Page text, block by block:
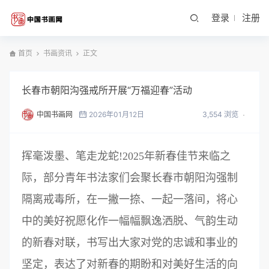
登录 注册
首页 书画资讯 正文
长春市朝阳沟强戒所开展“万福迎春”活动
中国书画网 2026年01月12日 3,554 浏览
挥毫泼墨、笔走龙蛇!2025年新春佳节来临之
际，部分青年书法家们会聚长春市朝阳沟强制
隔离戒毒所，在一撇一捺、一起一落间，将心
中的美好祝愿化作一幅幅飘逸洒脱、气韵生动
的新春对联，书写出大家对党的忠诚和事业的
坚定，表达了对新春的期盼和对美好生活的向